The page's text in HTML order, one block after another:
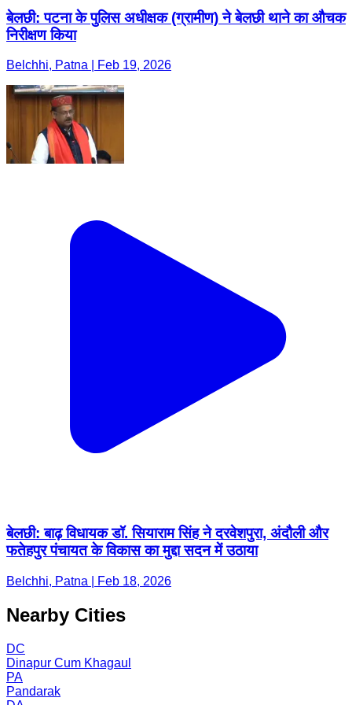
बेलछी: पटना के पुलिस अधीक्षक (ग्रामीण) ने बेलछी थाने का औचक
निरीक्षण किया
Belchhi, Patna | Feb 19, 2026
बेलछी: बाढ़ विधायक डॉ. सियाराम सिंह ने दरवेशपुरा, अंदौली और
फतेहपुर पंचायत के विकास का मुद्दा सदन में उठाया
Belchhi, Patna | Feb 18, 2026
Nearby Cities
DC
Dinapur Cum Khagaul
PA
Pandarak